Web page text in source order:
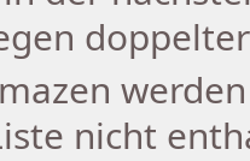
nicht